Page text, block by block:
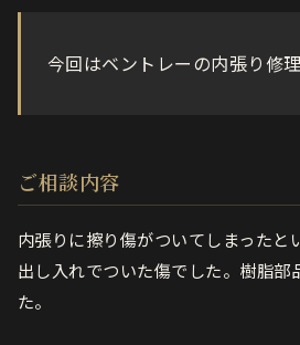
今回はベントレーの内張り修理
ご相談内容
内張りに擦り傷がついてしまったと
出し入れでついた傷でした。樹脂部
た。